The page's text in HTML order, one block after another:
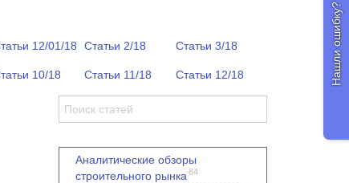
12/01/18 Статьи 2/18 Статьи 3/18
10/18 Статьи 11/18 Статьи 12/18
Аналитические обзоры
строительного рынка 84
Нашли ошибку?